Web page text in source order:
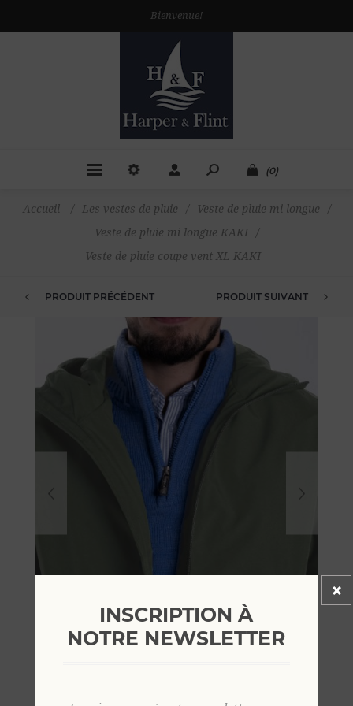
Bienvenue!
(0)
Accueil / Les vestes de pluie / Veste de pluie mi longue
/
Veste de pluie mi longue KAKI
/
Veste de pluie coupe vent XL KAKI
PRODUIT PRÉCÉDENT PRODUIT SUIVANT
INSCRIPTION À
NOTRE NEWSLETTER